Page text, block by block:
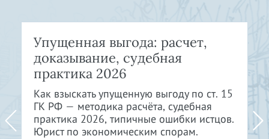
Упущенная выгода: расчет,
доказывание, судебная
практика 2026
Как взыскать упущенную выгоду по ст. 15
ГК РФ — методика расчёта, судебная
практика 2026, типичные ошибки истцов.
Юрист по экономическим спорам.